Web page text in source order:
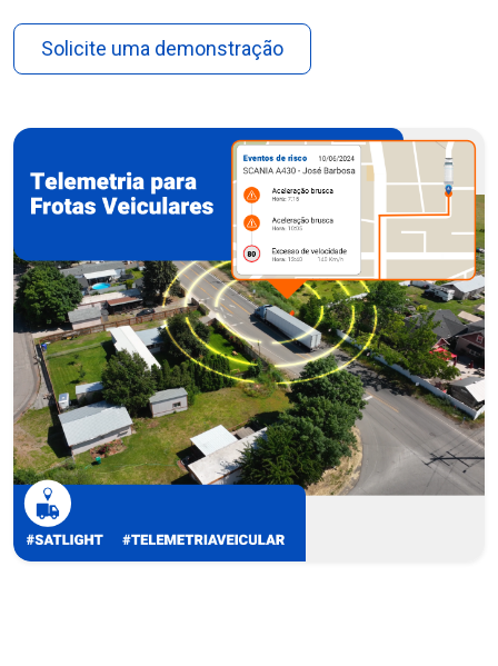
Solicite uma demonstração